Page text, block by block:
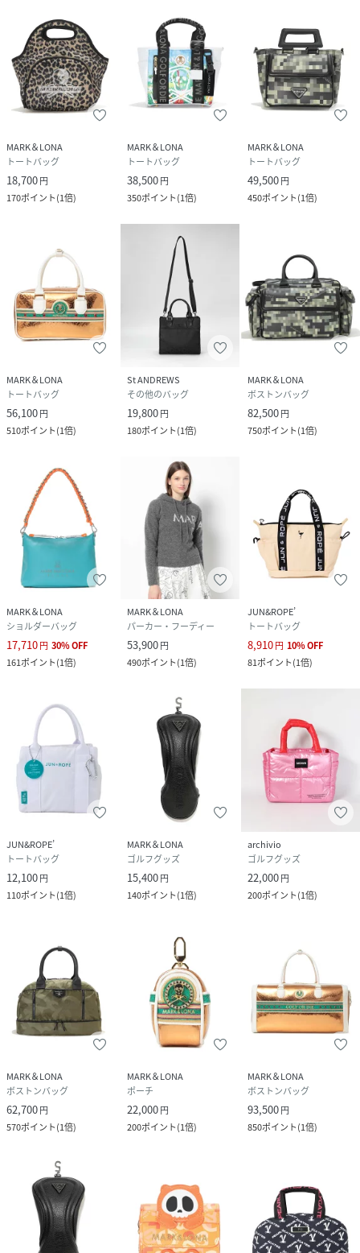
MARK＆LONA
トートバッグ
18,700円
170ポイント(1倍)
MARK＆LONA
トートバッグ
38,500円
350ポイント(1倍)
MARK＆LONA
トートバッグ
49,500円
450ポイント(1倍)
MARK＆LONA
トートバッグ
56,100円
510ポイント(1倍)
St ANDREWS
その他のバッグ
19,800円
180ポイント(1倍)
MARK＆LONA
ボストンバッグ
82,500円
750ポイント(1倍)
MARK＆LONA
ショルダーバッグ
17,710円 30%OFF
161ポイント(1倍)
MARK＆LONA
パーカー・フーディー
53,900円
490ポイント(1倍)
JUN&ROPE’
トートバッグ
8,910円 10%OFF
81ポイント(1倍)
JUN&ROPE’
トートバッグ
12,100円
110ポイント(1倍)
MARK＆LONA
ゴルフグッズ
15,400円
140ポイント(1倍)
archivio
ゴルフグッズ
22,000円
200ポイント(1倍)
MARK＆LONA
ボストンバッグ
62,700円
570ポイント(1倍)
MARK＆LONA
ポーチ
22,000円
200ポイント(1倍)
MARK＆LONA
ボストンバッグ
93,500円
850ポイント(1倍)